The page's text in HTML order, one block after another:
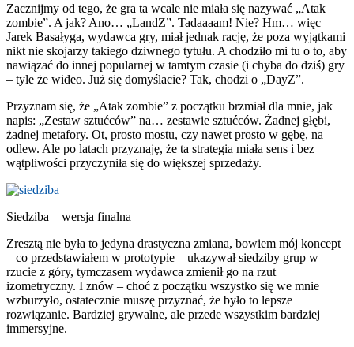
Zacznijmy od tego, że gra ta wcale nie miała się nazywać „Atak
zombie”. A jak? Ano… „LandZ”. Tadaaaam! Nie? Hm… więc
Jarek Basałyga, wydawca gry, miał jednak rację, że poza wyjątkami
nikt nie skojarzy takiego dziwnego tytułu. A chodziło mi tu o to, aby
nawiązać do innej popularnej w tamtym czasie (i chyba do dziś) gry
– tyle że wideo. Już się domyślacie? Tak, chodzi o „DayZ”.
Przyznam się, że „Atak zombie” z początku brzmiał dla mnie, jak
napis: „Zestaw sztućców” na… zestawie sztućców. Żadnej głębi,
żadnej metafory. Ot, prosto mostu, czy nawet prosto w gębę, na
odlew. Ale po latach przyznaję, że ta strategia miała sens i bez
wątpliwości przyczyniła się do większej sprzedaży.
Siedziba – wersja finalna
Zresztą nie była to jedyna drastyczna zmiana, bowiem mój koncept
– co przedstawiałem w prototypie – ukazywał siedziby grup w
rzucie z góry, tymczasem wydawca zmienił go na rzut
izometryczny. I znów – choć z początku wszystko się we mnie
wzburzyło, ostatecznie muszę przyznać, że było to lepsze
rozwiązanie. Bardziej grywalne, ale przede wszystkim bardziej
immersyjne.